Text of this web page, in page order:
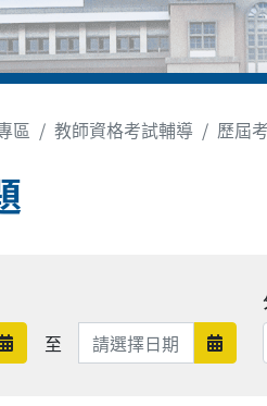
區 教師資格考試輔導 歷屆
日期範圍開始
至 日期範圍結束 日期